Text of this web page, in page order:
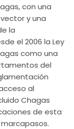
con una
y una
la
el 2006 la Ley
como una
del
al
Chagas
de esta